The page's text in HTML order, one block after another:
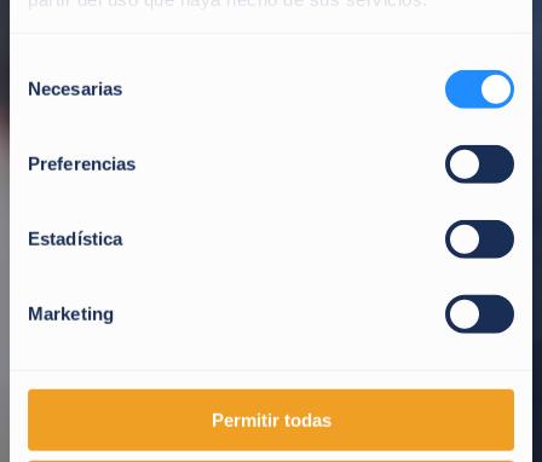
Necesarias
Preferencias
Estadística
Marketing
Permitir todas